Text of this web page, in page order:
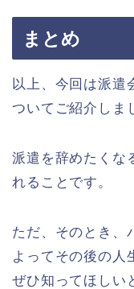
まとめ
以上、今回は派遣
ついてご紹介しま
派遣を辞めたくな
れることです。
ただ、そのとき、
よってその後の人
ぜひ知ってほしい